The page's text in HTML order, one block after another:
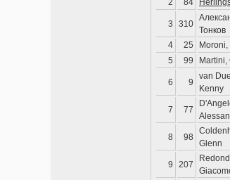
2 84
3 310
Тонков
4 25 Moroni,
5
99
6 9
van
Kenny
7 77
8 98
Glenn
9 207